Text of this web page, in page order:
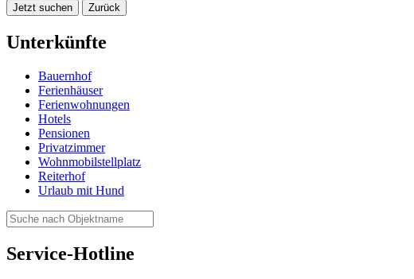
Jetzt suchen Zurück
Unterkünfte
Bauernhof
Ferienhäuser
Ferienwohnungen
Hotels
Pensionen
Privatzimmer
Wohnmobilstellplatz
Reiterhof
Urlaub mit Hund
Service-Hotline